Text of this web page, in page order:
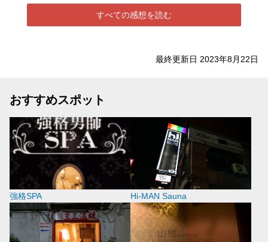
すべての感想を読む
最終更新日 2023年8月22日
おすすめスポット
強格SPA Hi-MAN Sauna